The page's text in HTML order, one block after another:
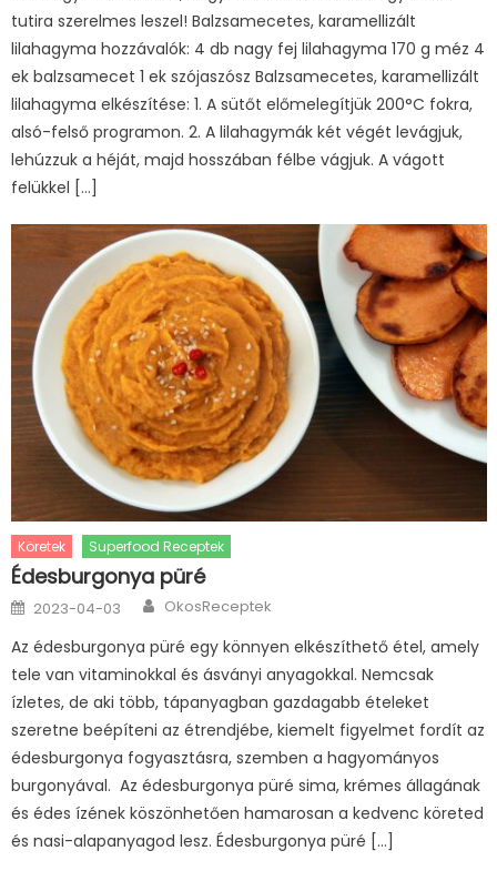
tutira szerelmes leszel! Balzsamecetes, karamellizált
lilahagyma hozzávalók: 4 db nagy fej lilahagyma 170 g méz 4
ek balzsamecet 1 ek szójaszósz Balzsamecetes, karamellizált
lilahagyma elkészítése: 1. A sütőt előmelegítjük 200°C fokra,
alsó-felső programon. 2. A lilahagymák két végét levágjuk,
lehúzzuk a héját, majd hosszában félbe vágjuk. A vágott
felükkel […]
Köretek Superfood Receptek
Édesburgonya püré
Posted
on
2023-04-03 Author
OkosReceptek
Az édesburgonya püré egy könnyen elkészíthető étel, amely
tele van vitaminokkal és ásványi anyagokkal. Nemcsak
ízletes, de aki több, tápanyagban gazdagabb ételeket
szeretne beépíteni az étrendjébe, kiemelt figyelmet fordít az
édesburgonya fogyasztásra, szemben a hagyományos
burgonyával. Az édesburgonya püré sima, krémes állagának
és édes ízének köszönhetően hamarosan a kedvenc köreted
és nasi-alapanyagod lesz. Édesburgonya püré […]